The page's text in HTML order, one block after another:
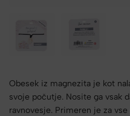
Obesek iz magnezita je kot
svoje počutje. Nosite ga vsak
ravnovesje. Primeren je za